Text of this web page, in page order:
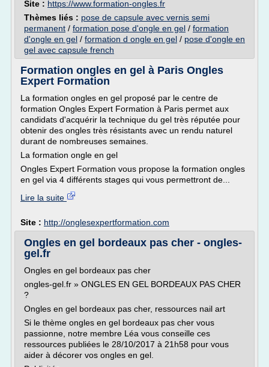
Site : https://www.formation-ongles.fr
Thèmes liés : pose de capsule avec vernis semi
permanent / formation pose d'ongle en gel / formation
d'ongle en gel / formation d ongle en gel / pose d'ongle en
gel avec capsule french
Formation ongles en gel à Paris Ongles
Expert Formation
La formation ongles en gel proposé par le centre de
formation Ongles Expert Formation à Paris permet aux
candidats d'acquérir la technique du gel très réputée pour
obtenir des ongles très résistants avec un rendu naturel
durant de nombreuses semaines.
La formation ongle en gel
Ongles Expert Formation vous propose la formation ongles
en gel via 4 différents stages qui vous permettront de...
Lire la suite
Site : http://onglesexpertformation.com
Ongles en gel bordeaux pas cher - ongles-
gel.fr
Ongles en gel bordeaux pas cher
ongles-gel.fr » ONGLES EN GEL BORDEAUX PAS CHER
?
Ongles en gel bordeaux pas cher, ressources nail art
Si le thème ongles en gel bordeaux pas cher vous
passionne, notre membre Léa vous conseille ces
ressources publiées le 28/10/2017 à 21h58 pour vous
aider à décorer vos ongles en gel.